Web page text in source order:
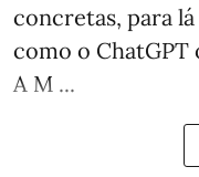
concretas, para
como o ChatGPT
A M ...